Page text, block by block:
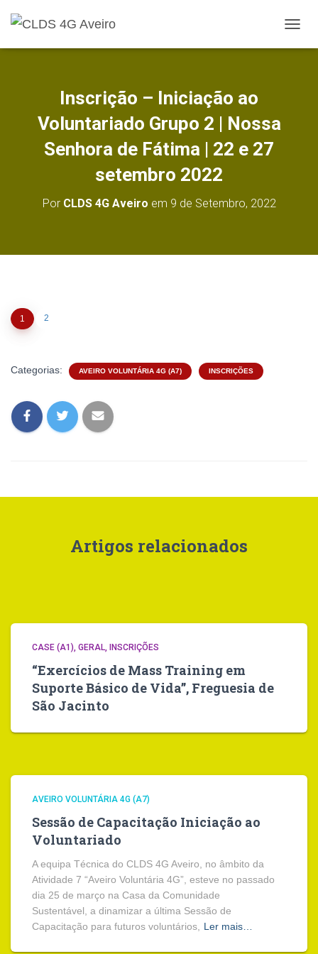
L
Inscrição – Iniciação ao
Voluntariado Grupo 2 | Nossa
Senhora de Fátima | 22 e 27
setembro 2022
Por CLDS 4G Aveiro em 9 de Setembro, 2022
1 2
Categorias: AVEIRO VOLUNTÁRIA 4G (A7) INSCRIÇÕES
Artigos relacionados
CASE (A1) GERAL INSCRIÇÕES
“Exercícios de Mass Training em
Suporte Básico de Vida”, Freguesia de
São Jacinto
AVEIRO VOLUNTÁRIA 4G (A7)
Sessão de Capacitação Iniciação ao
Voluntariado
A equipa Técnica do CLDS 4G Aveiro, no âmbito da
Atividade 7 “Aveiro Voluntária 4G”, esteve no passado
dia 25 de março na Casa da Comunidade
Sustentável, a dinamizar a última Sessão de
Capacitação para futuros voluntários,
Ler mais…